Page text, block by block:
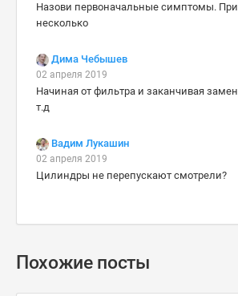
Назови первоначальные симптомы.
несколько
Дима Чебышев
02 апреля 2019
Начиная от фильтра и заканчивая
т.д
Вадим Лукашин
02 апреля 2019
Цилиндры не перепускают смотрели?
Похожие посты